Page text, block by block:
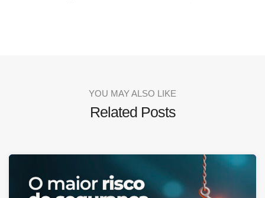
YOU MAY ALSO LIKE
Related Posts